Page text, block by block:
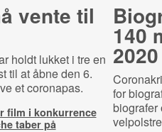
vente til
holdt lukket i tre en
til at åbne den 6.
et coronapas.
film i konkurrence
taber på
140
2020
for
biografer